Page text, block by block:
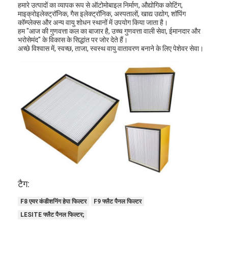
अल्ट्रासोनिक सिलाई मशीन
वायु फ़िल्टर फ्रेम बनाने की मशीन
हमारे उत्पादों का व्यापक रूप से ऑटोमोबाइल निर्माण, औद्योगिक कोटिंग,
माइक्रोइलेक्ट्रॉनिक, गैस इलेक्ट्रॉनिक, अस्पतालों, खाद्य उद्योग, शॉपिंग
कॉम्प्लेक्स और अन्य वायु शोधन स्थानों में उपयोग किया जाता है।
हम "आज की गुणवत्ता कल का बाजार है, उच्च गुणवत्ता वाली सेवा, ईमानदार और
भरोसेमंद" के विकास के सिद्धांत पर जोर देते हैं।
अच्छे विश्वास में, स्वच्छ, ताजा, स्वस्थ वायु वातावरण बनाने के लिए पेशेवर सेवा।
टैग:
F8 एयर कंडीशनिंग हेपा फिल्टर
F9 फ्लैट पैनल फिल्टर
LESITE फ्लैट पैनल फिल्टर;